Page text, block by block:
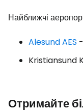
Найближчі
Alesund AES
Kristiansund
Отримайте